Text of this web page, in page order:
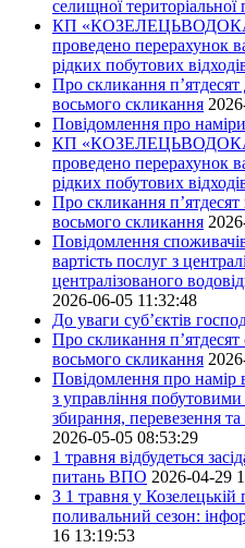
селищної територіальної
КП
проведено перерахунок
рідких побутових
Про скликання п’ятдесят
восьмого скликання
Повідомлення про наміри
КП
проведено перерахунок
рідких побутових
Про скликання п’ятдесят
восьмого скликання
Повідомлення
вартість послуг з
централізованого
2026-06-05 11:32:48
До уваги суб’єктів
Про скликання п’ятдесят
восьмого скликання
Повідомлення про намір
з управління
збирання, перевезення
2026-05-05 08:53:29
1 травня відбудеться
питань ВПО 2026-04-29
З 1 травня у Козелецькій
поливальний сезон:
16 13:19:53